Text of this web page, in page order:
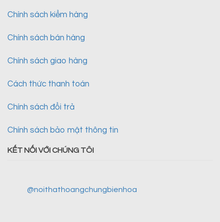
Chính sách kiểm hàng
Chính sách bán hàng
Chính sách giao hàng
Cách thức thanh toán
Chính sách đổi trả
Chính sách bảo mật thông tin
KẾT NỐI VỚI CHÚNG TÔI
@noithathoangchungbienhoa